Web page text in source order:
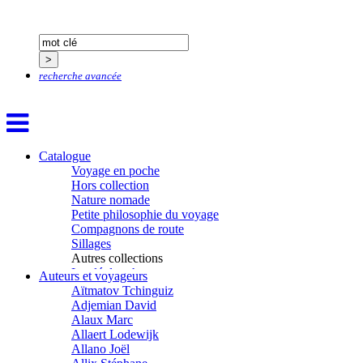
recherche avancée
Catalogue
Voyage en poche
Hors collection
Nature nomade
Petite philosophie du voyage
Compagnons de route
Sillages
Autres collections
La clé des champs
Chemins d’étoiles
Visions
Auteurs et voyageurs
Aïtmatov Tchinguiz
Adjemian David
Alaux Marc
Allaert Lodewijk
Allano Joël